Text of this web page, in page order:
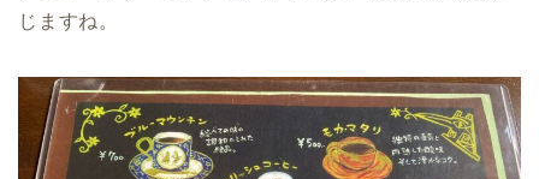
じますね。